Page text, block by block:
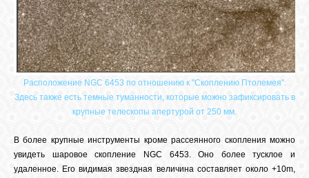
Расположение NGC 6453 по отношению к "Скоплению Птолемея".
Здесь также есть темные туманности, которые можно зафиксировать в
крупные телескопы апертурой от 250 мм.
В более крупные инструменты кроме рассеянного скопления можно
увидеть шаровое скопление NGC 6453. Оно более тусклое и
удаленное. Его видимая звездная величина составляет около +10m,